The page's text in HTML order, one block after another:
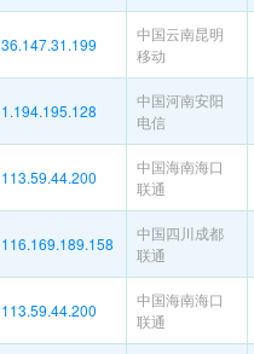
36.147.31.199
中国云南昆明
移动
1.194.195.128
中国河南安阳
电信
113.59.44.200
中国海南海口
联通
116.169.189.158
中国四川成都
联通
113.59.44.200
中国海南海口
联通